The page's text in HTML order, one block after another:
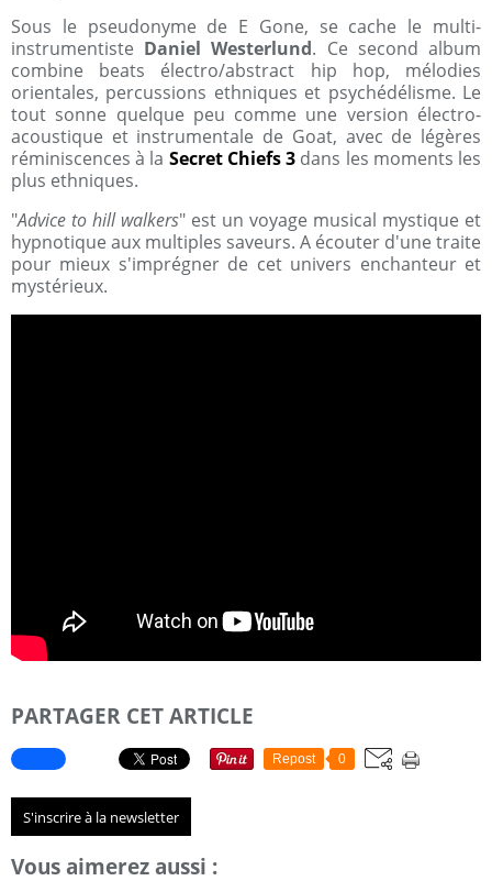
Sous le pseudonyme de E Gone, se cache le multi-
instrumentiste Daniel Westerlund. Ce second album
combine beats électro/abstract hip hop, mélodies
orientales, percussions ethniques et psychédélisme. Le
tout sonne quelque peu comme une version électro-
acoustique et instrumentale de Goat, avec de légères
réminiscences à la Secret Chiefs 3 dans les moments les
plus ethniques.
"Advice to hill walkers" est un voyage musical mystique et
hypnotique aux multiples saveurs. A écouter d'une traite
pour mieux s'imprégner de cet univers enchanteur et
mystérieux.
PARTAGER CET ARTICLE
Repost 0
S'inscrire à la newsletter
Vous aimerez aussi :